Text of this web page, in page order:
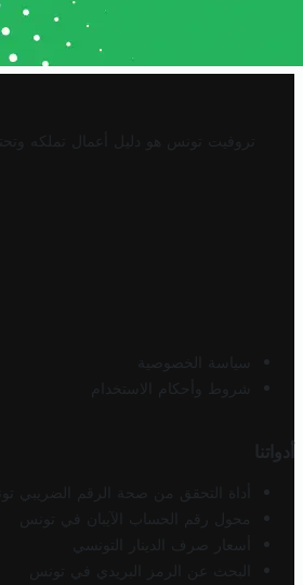
تروفيت تونس هو دليل أعمال تملكه
سياسة الخصوصية
شروط وأحكام الاستخدام
أدواتنا
أداة التحقق من صحة الرقم الضريبي
محول رقم الحساب الآيبان في تونس
أسعار صرف الدينار التونسي
البحث عن الرمز البريدي في تونس